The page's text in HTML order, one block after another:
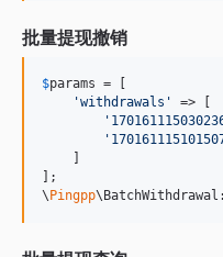
批量提现撤销
$params = [
'withdrawals '
=> [
'
'
];
\ Pingpp